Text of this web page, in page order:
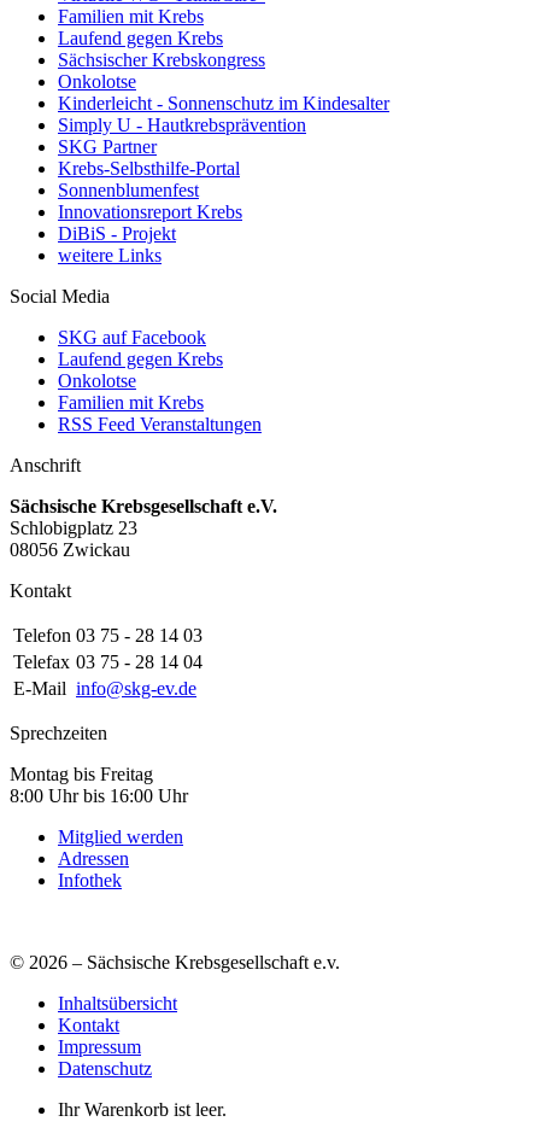
Familien mit Krebs
Laufend gegen Krebs
Sächsischer Krebskongress
Onkolotse
Kinderleicht - Sonnenschutz im Kindesalter
Simply U - Hautkrebsprävention
SKG Partner
Krebs-Selbsthilfe-Portal
Sonnenblumenfest
Innovationsreport Krebs
DiBiS - Projekt
weitere Links
Social Media
SKG auf Facebook
Laufend gegen Krebs
Onkolotse
Familien mit Krebs
RSS Feed Veranstaltungen
Anschrift
Sächsische Krebsgesellschaft e.V.
Schlobigplatz 23
08056 Zwickau
Kontakt
Telefon 03 75 - 28 14 03
Telefax 03 75 - 28 14 04
E-Mail info@skg-ev.de
Sprechzeiten
Montag bis Freitag
8:00 Uhr bis 16:00 Uhr
Mitglied werden
Adressen
Infothek
© 2026 – Sächsische Krebsgesellschaft e.v.
Inhaltsübersicht
Kontakt
Impressum
Datenschutz
Ihr Warenkorb ist leer.